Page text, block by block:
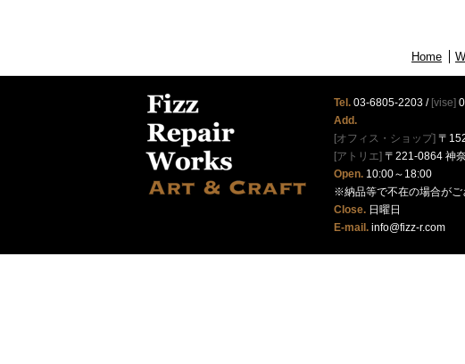
Home
Tel. 03-6805-2203 / [vise]
Add.
[オフィス・ショップ] 〒
[アトリエ] 〒221-0864 神
Open. 10:00～18:00
※納品等で不在の場合がご
Close. 日曜日
E-mail. info@fizz-r.com